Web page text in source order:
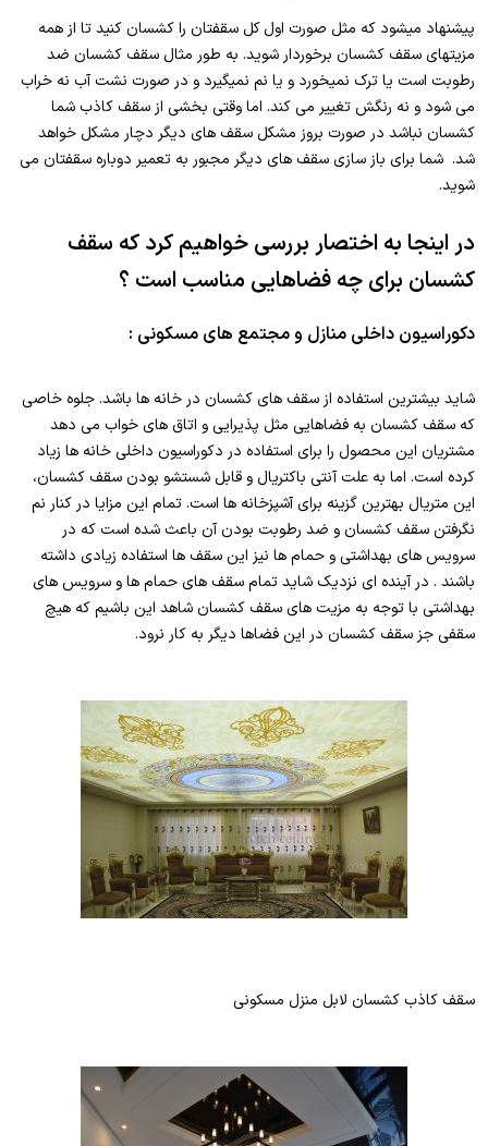
پیشنهاد میشود که مثل صورت اول کل سقفتان را کشسان کنید تا از همه
مزیتهای سقف کشسان برخوردار شوید. به طور مثال سقف کشسان ضد
رطوبت است یا ترک نمیخورد و یا نم نمیگیرد و در صورت نشت آب نه خراب
می شود و نه رنگش تغییر می کند. اما وقتی بخشی از سقف کاذب شما
کشسان نباشد در صورت بروز مشکل سقف های دیگر دچار مشکل خواهد
شد. شما برای باز سازی سقف های دیگر مجبور به تعمیر دوباره سقفتان می
شوید.
در اینجا به اختصار بررسی خواهیم کرد که سقف
کشسان برای چه فضاهایی مناسب است ؟
دکوراسیون داخلی منازل و مجتمع های مسکونی :
شاید بیشترین استفاده از سقف های کشسان در خانه ها باشد. جلوه خاصی
که سقف کشسان به فضاهایی مثل پذیرایی و اتاق های خواب می دهد
مشتریان این محصول را برای استفاده در دکوراسیون داخلی خانه ها زیاد
کرده است. اما به علت آنتی باکتریال و قابل شستشو بودن سقف کشسان،
این متریال بهترین گزینه برای آشپزخانه ها است. تمام این مزایا در کنار نم
نگرفتن سقف کشسان و ضد رطوبت بودن آن باعث شده است که در
سرویس های بهداشتی و حمام ها نیز این سقف ها استفاده زیادی داشته
باشند . در آینده ای نزدیک شاید تمام سقف های حمام ها و سرویس های
بهداشتی با توجه به مزیت های سقف کشسان شاهد این باشیم که هیچ
سقفی جز سقف کشسان در این فضاها دیگر به کار نرود.
سقف کاذب کشسان لابل منزل مسکونی